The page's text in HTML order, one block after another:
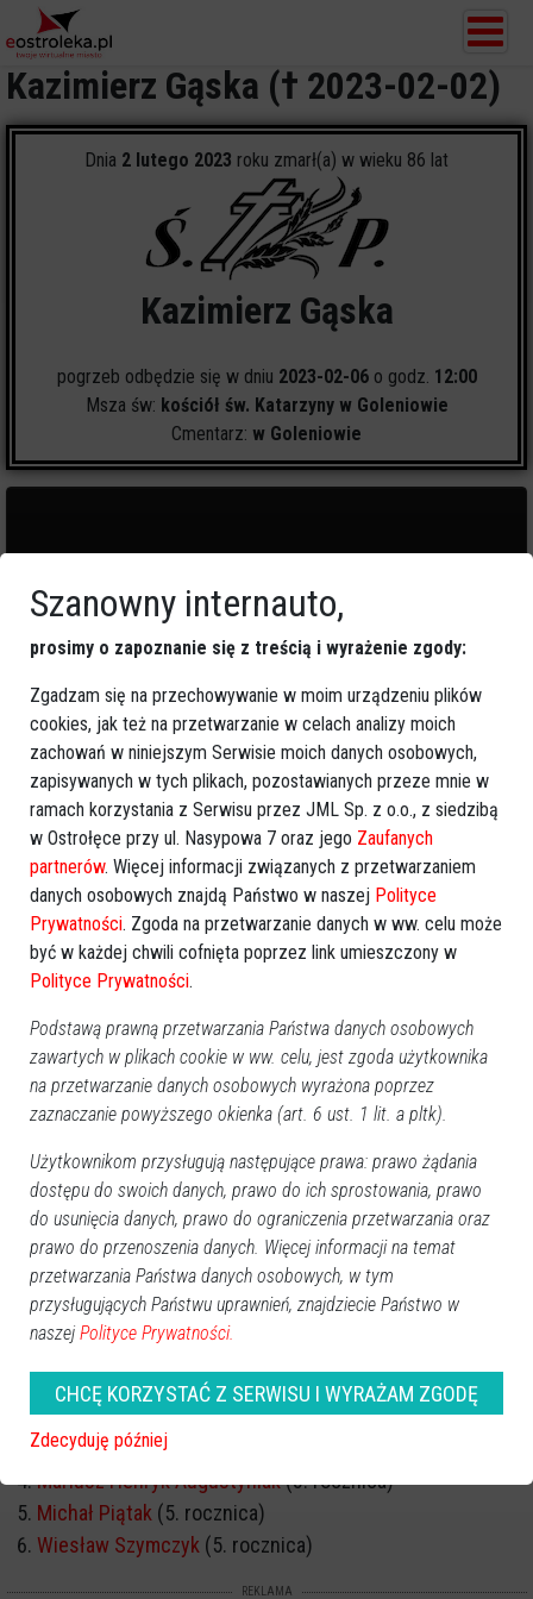
Kazimierz Gąska († 2023-02-02)
Dnia 2 lutego 2023 roku zmarł(a) w wieku 86 lat
Kazimierz Gąska
pogrzeb odbędzie się w dniu 2023-02-06o godz. 12:00
Msza św: kościół św. Katarzyny w Goleniowie
Cmentarz: w Goleniowie
0 zapalonych świeczek
wróć
ROCZNICA ŚMIERCI
Marek Kazimierczak (1. rocznica)
Irena Murawska(2. rocznica)
Irena Ciborowska
Mariusz Henryk Augustyniak(3. rocznica)
Michał Piątak (5. rocznica)
Wiesław Szymczyk (5. rocznica)
REKLAMA
Szanowny internauto,
prosimy o zapoznanie się z treścią i wyrażenie zgody:
Zgadzam się na przechowywanie w moim urządzeniu plików
cookies, jak też na przetwarzanie w celach analizy moich
zachowań w niniejszym Serwisie moich danych osobowych,
zapisywanych w tych plikach, pozostawianych przeze mnie w
ramach korzystania z Serwisu przez JML Sp. z o.o., z siedzibą
w Ostrołęce przy ul. Nasypowa 7 oraz jego Zaufanych
partnerów. Więcej informacji związanych z przetwarzaniem
danych osobowych znajdą Państwo w naszej Polityce
Prywatności. Zgoda na przetwarzanie danych w ww. celu może
być w każdej chwili cofnięta poprzez link umieszczony w
Polityce Prywatności.
Podstawą prawną przetwarzania Państwa danych osobowych
zawartych w plikach cookie w ww. celu, jest zgoda użytkownika
na przetwarzanie danych osobowych wyrażona poprzez
zaznaczanie powyższego okienka (art. 6 ust. 1 lit. a pltk).
Użytkownikom przysługują następujące prawa: prawo żądania
dostępu do swoich danych, prawo do ich sprostowania, prawo
do usunięcia danych, prawo do ograniczenia przetwarzania oraz
prawo do przenoszenia danych. Więcej informacji na temat
przetwarzania Państwa danych osobowych, w tym
przysługujących Państwu uprawnień, znajdziecie Państwo w
naszej Polityce Prywatności.
CHCĘ KORZYSTAĆ Z SERWISU I WYRAŻAM ZGODĘ
Zdecyduję później